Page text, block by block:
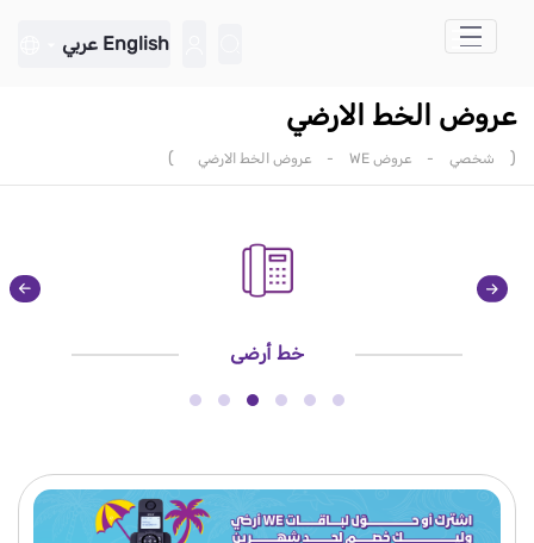
تخطي إلى المحتوى الرئيسي
English عربي
عروض الخط الارضي
( شخصي - عروض WE - عروض الخط الارضي )
خط أرضي